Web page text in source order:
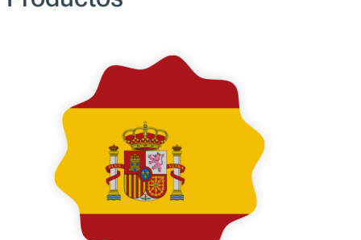
prueba de futuro.
Contacta con nosotros
Productos